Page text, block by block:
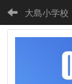
大島小学校